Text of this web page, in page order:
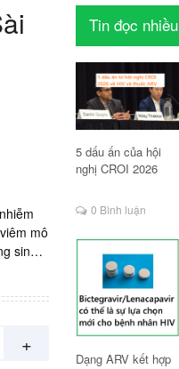
mô
sinh
+
Tin đọc nhiều
5 dấu ấn của hội
nghị CROI 2026
0 Bình luận
Dạng ARV kết hợp